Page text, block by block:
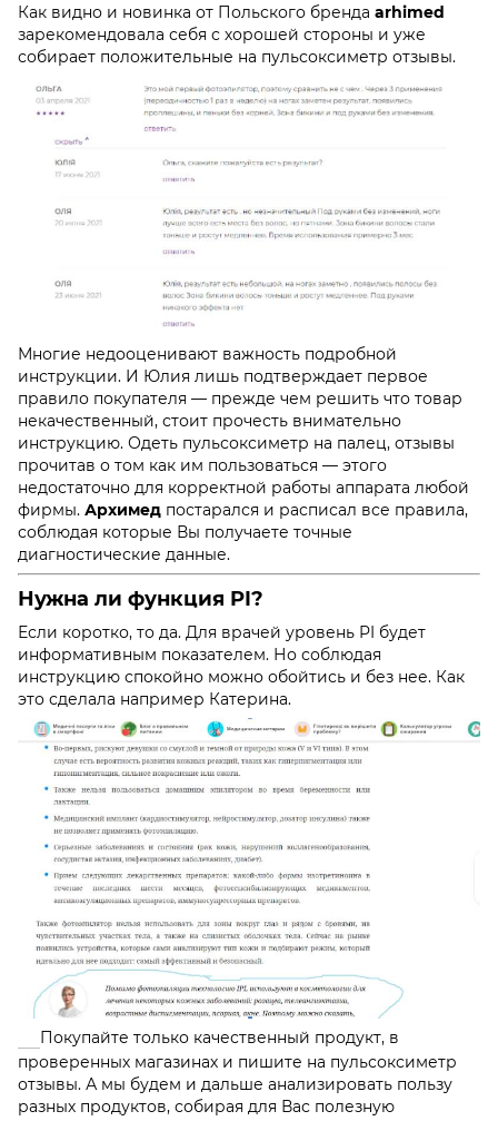
Как видно и новинка от Польского бренда arhimed
зарекомендовала себя с хорошей стороны и уже
собирает положительные на пульсоксиметр отзывы.
Многие недооценивают важность подробной
инструкции. И Юлия лишь подтверждает первое
правило покупателя — прежде чем решить что товар
некачественный, стоит прочесть внимательно
инструкцию. Одеть пульсоксиметр на палец, отзывы
прочитав о том как им пользоваться — этого
недостаточно для корректной работы аппарата любой
фирмы. Архимед постарался и расписал все правила,
соблюдая которые Вы получаете точные
диагностические данные.
Нужна ли функция PI?
Если коротко, то да. Для врачей уровень PI будет
информативным показателем. Но соблюдая
инструкцию спокойно можно обойтись и без нее. Как
это сделала например Катерина.
Покупайте только качественный продукт, в
проверенных магазинах и пишите на пульсоксиметр
отзывы. А мы будем и дальше анализировать пользу
разных продуктов, собирая для Вас полезную